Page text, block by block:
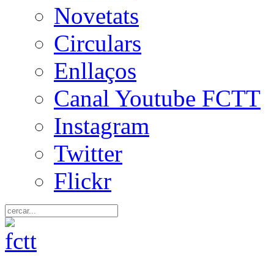
Novetats
Circulars
Enllaços
Canal Youtube FCTT
Instagram
Twitter
Flickr